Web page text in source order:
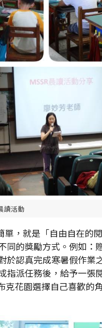
讀活動
，就是「自由自在的
同的獎勵方式。例如：
於認真完成寒暑假作業
派任務後，給予一張
花園選擇自己喜歡的